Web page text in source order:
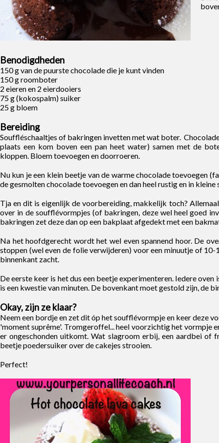
Benodigdheden
150 g van de puurste chocolade die je kunt vinden
150 g roomboter
2 eieren en 2 eierdooiers
75 g (kokospalm) suiker
25 g bloem
Bereiding
Souffléschaaltjes of bakringen invetten met wat boter.
plaats een kom boven een pan heet water) samen met de
kloppen. Bloem toevoegen en doorroeren.
Nu kun je een klein beetje van de warme chocolade toevoegen
de gesmolten chocolade toevoegen en dan heel rustig en in
Tja en dit is eigenlijk de voorbereiding, makkelijk toch?
over in de soufflévormpjes (of bakringen, deze wel heel goed
bakringen zet deze dan op een bakplaat afgedekt met een
Na het hoofdgerecht wordt het wel even spannend hoor. De
stoppen (wel even de folie verwijderen) voor een minuutje of
binnenkant zacht.
De eerste keer is het dus een beetje experimenteren. Iedere
is een kwestie van minuten. De bovenkant moet gestold zijn, de
Okay, zijn ze klaar?
Neem een bordje en zet dit óp het soufflévormpje en keer deze
'moment suprême'. Tromgeroffel... heel voorzichtig het vormpje
er ongeschonden uitkomt. Wat slagroom erbij, een aardbei of
beetje poedersuiker over de cakejes strooien.
Perfect!